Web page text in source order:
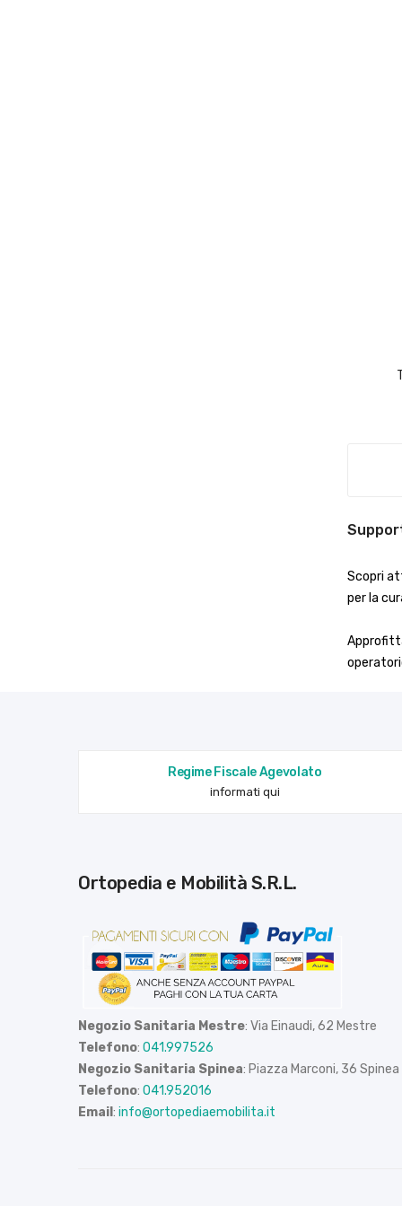
Scopri
per la
Regime Fiscale Agevolato
informati qui
Ortopedia e Mobilità S.R.L.
Negozio Sanitaria Mestre: Via Einaudi, 62 Mestre
Telefono: 041.997526
Negozio Sanitaria Spinea: Piazza Marconi, 36 Spinea
Telefono: 041.952016
Email: info@ortopediaemobilita.it